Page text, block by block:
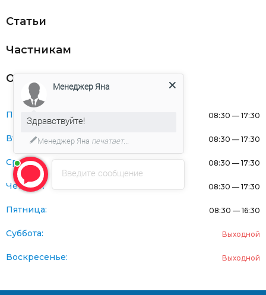
Статьи
Частникам
Оферта
Понедельник: 08:30 — 17:30
Вторник: 08:30 — 17:30
Среда: 08:30 — 17:30
Четверг: 08:30 — 17:30
Пятница: 08:30 — 16:30
Суббота: Выходной
Воскресенье: Выходной
Введите сообщение
Менеджер Яна
Здравствуйте!
Менеджер Яна печатает...